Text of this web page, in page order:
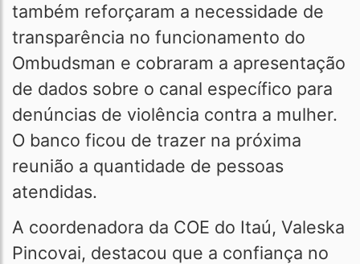
também reforçaram a necessidade de
transparência no funcionamento do
Ombudsman e cobraram a apresentação
de dados sobre o canal específico para
denúncias de violência contra a mulher.
O banco ficou de trazer na próxima
reunião a quantidade de pessoas
atendidas.
A coordenadora da COE do Itaú, Valeska
Pincovai, destacou que a confiança no